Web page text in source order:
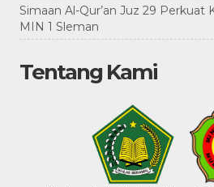
Simaan Al-Qur’an Juz 29 Perkuat
MIN 1 Sleman
Tentang Kami